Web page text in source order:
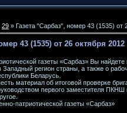
29 » Газета "Сарбаз", номер 43 (1535) от
43 (1535) от 26 октября 2012
газеты «Сарбаз» Вы
регион страны, а также о
Беларусь.
материал об итоговой проверке
первого заместителя
патриотической газеты «Сарбаз»